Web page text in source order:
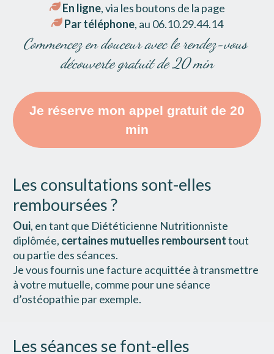
En ligne, via les boutons de la page
Par téléphone, au 06.10.29.44.14
Commencez en douceur avec le rendez-vous
découverte gratuit de 20 min
Je réserve mon appel gratuit de 20
min
Les consultations sont-elles
remboursées ?
Oui, en tant que Diététicienne Nutritionniste
diplômée, certaines mutuelles remboursent tout
ou partie des séances.
Je vous fournis une facture acquittée à transmettre
à votre mutuelle, comme pour une séance
d’ostéopathie par exemple.
Les séances se font-elles